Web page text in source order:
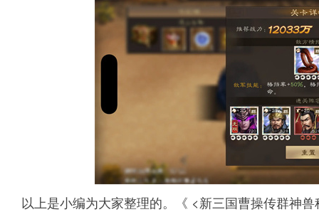
以上是小编为大家整理的。《 <新三国曹操传群神